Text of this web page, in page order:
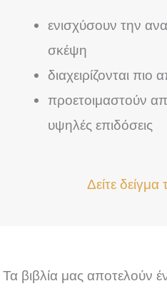
ενισχύσουν την
σκέψη
διαχειρίζονται
προετοιμαστούν
υψηλές επιδόσεις
Δείτε δείγμα
Τα βιβλία μας αποτελούν